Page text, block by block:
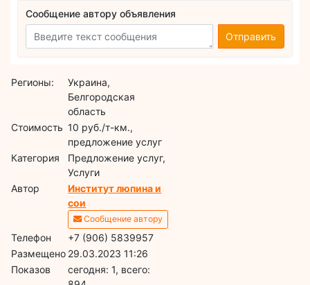
Сообщение автору объявления
Отправить
Регионы:
Украина,
Белгородская
область
Стоимость 10 руб./т-км.,
предложение услуг
Категория
Предложение услуг,
Услуги
Автор
Институт люпина и
сои
Сообщение автору
Телефон
+7 (906) 5839957
Размещено 29.03.2023 11:26
Показов
cегодня: 1, всего: